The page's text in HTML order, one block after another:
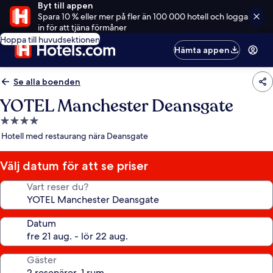
Byt till appen
Spara 10 % eller mer på fler än 100 000 hotell och logga
in för att tjäna förmåner
Hoppa till huvudsektionen
Hämta appen
Se alla boenden
YOTEL Manchester Deansgate
4.0-
stjärnigt
Hotell med restaurang nära Deansgate
Välj datum för att se priser
Vart reser du?
Datum
Gäster